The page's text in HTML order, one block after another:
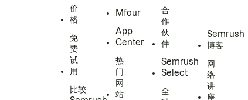
价
格
免
费
试
用
比较
Mfour
App
Center
热
门
网
站
合
作
伙
伴
Semrush
Select
全
Semrush
博客
网
络
讲
座